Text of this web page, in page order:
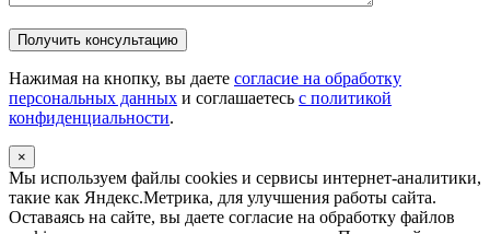
Нажимая на кнопку, вы даете согласие на обработку
персональных данных и соглашаетесь c политикой
конфиденциальности.
×
Мы используем файлы cookies и сервисы интернет-аналитики,
такие как Яндекс.Метрика, для улучшения работы сайта.
Оставаясь на сайте, вы даете согласие на обработку файлов